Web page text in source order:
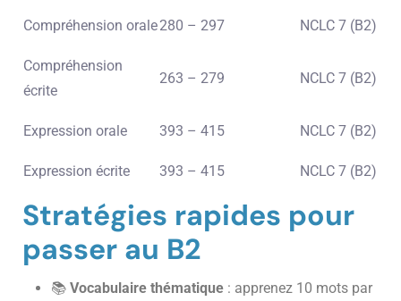
Compréhension orale280 – 297 NCLC 7 (B2)
Compréhension
écrite
263 – 279 NCLC 7 (B2)
Expression orale 393 – 415 NCLC 7 (B2)
Expression écrite 393 – 415 NCLC 7 (B2)
Stratégies rapides pour
passer au B2
📚 Vocabulaire thématique : apprenez 10 mots par